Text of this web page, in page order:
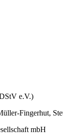
e.V.)
Fingerhut,
mbH